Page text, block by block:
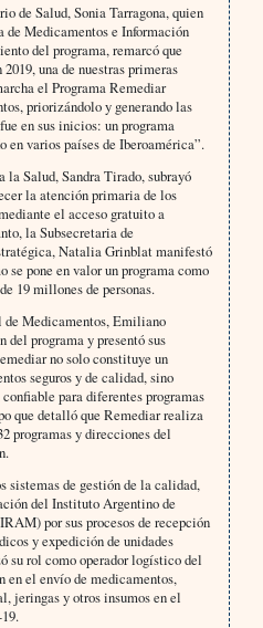
de Salud, Sonia Tarragona, quien
de Medicamentos e Información
del programa, remarcó que
una de nuestras primeras
el Programa Remediar
priorizándolo y generando las
en sus inicios: un programa
en varios países de Iberoamérica”.
Salud, Sandra Tirado, subrayó
la atención primaria de los
el acceso gratuito a
la Subsecretaria de
Natalia Grinblat manifestó
se pone en valor un programa como
19 millones de personas.
de Medicamentos, Emiliano
programa y presentó sus
no solo constituye un
seguros y de calidad, sino
para diferentes programas
que detalló que Remediar realiza
programas y direcciones del
sistemas de gestión de la calidad,
del Instituto Argentino de
por sus procesos de recepción
y expedición de unidades
su rol como operador logístico del
el envío de medicamentos,
jeringas y otros insumos en el